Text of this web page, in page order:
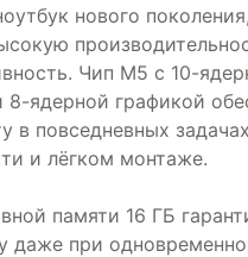
нового поколения,
Чип M5 с 10-
ядерной графикой
в повседневных
и лёгком монтаже.
памяти 16 ГБ
даже при